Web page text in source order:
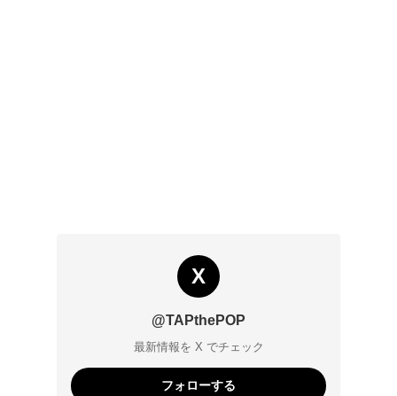
X
@TAPthePOP
最新情報を X でチェック
フォローする